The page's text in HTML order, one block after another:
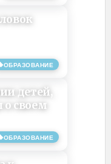
ОБРАЗОВАНИЕ
ОБРАЗОВАНИЕ
детей,
своем